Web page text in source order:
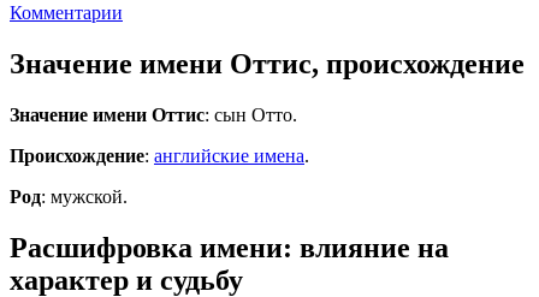
Комментарии
Значение имени Оттис, происхождение
Значение имени Оттис: сын Отто.
Происхождение: английские имена.
Род: мужской.
Расшифровка имени: влияние на
характер и судьбу